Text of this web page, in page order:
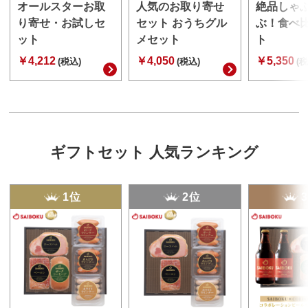
オールスターお取
り寄せ・お試しセ
ット
￥4,212 (税込)
人気のお取り寄せ
セット おうちグル
メセット
￥4,050 (税込)
絶品しゃ
ぶ！食べ
ト
￥5,350 (
ギフトセット 人気ランキング
1位 2位